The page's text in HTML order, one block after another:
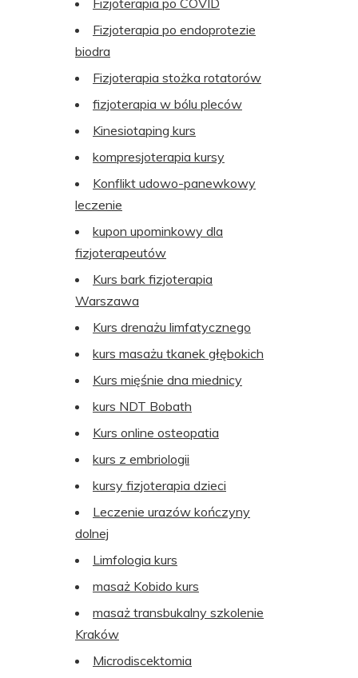
Fizjoterapia po COVID
Fizjoterapia po endoprotezie
biodra
Fizjoterapia stożka rotatorów
fizjoterapia w bólu pleców
Kinesiotaping kurs
kompresjoterapia kursy
Konflikt udowo-panewkowy
leczenie
kupon upominkowy dla
fizjoterapeutów
Kurs bark fizjoterapia
Warszawa
Kurs drenażu limfatycznego
kurs masażu tkanek głębokich
Kurs mięśnie dna miednicy
kurs NDT Bobath
Kurs online osteopatia
kurs z embriologii
kursy fizjoterapia dzieci
Leczenie urazów kończyny
dolnej
Limfologia kurs
masaż Kobido kurs
masaż transbukalny szkolenie
Kraków
Microdiscektomia